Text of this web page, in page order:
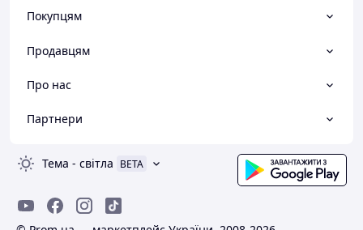
Покупцям
Продавцям
Про нас
Партнери
Тема - світла BETA